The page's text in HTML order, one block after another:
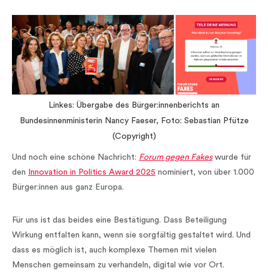
Linkes: Übergabe des Bürger:innenberichts an
Bundesinnenministerin Nancy Faeser, Foto: Sebastian Pfütze
(Copyright)
Und noch eine schöne Nachricht: Forum gegen Fakeswurde für
den
Innovation in Politics Award 2025 nominiert, von über 1.000
Bürger:innen aus ganz Europa.
Für uns ist das beides eine Bestätigung. Dass Beteiligung
Wirkung entfalten kann, wenn sie sorgfältig gestaltet wird. Und
dass es möglich ist, auch komplexe Themen mit vielen
Menschen gemeinsam zu verhandeln, digital wie vor Ort.